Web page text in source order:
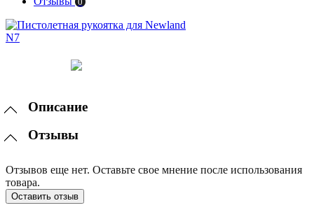
Описание
Отзывы
Отзывов еще нет. Оставьте свое мнение после использования
товара.
Оставить отзыв